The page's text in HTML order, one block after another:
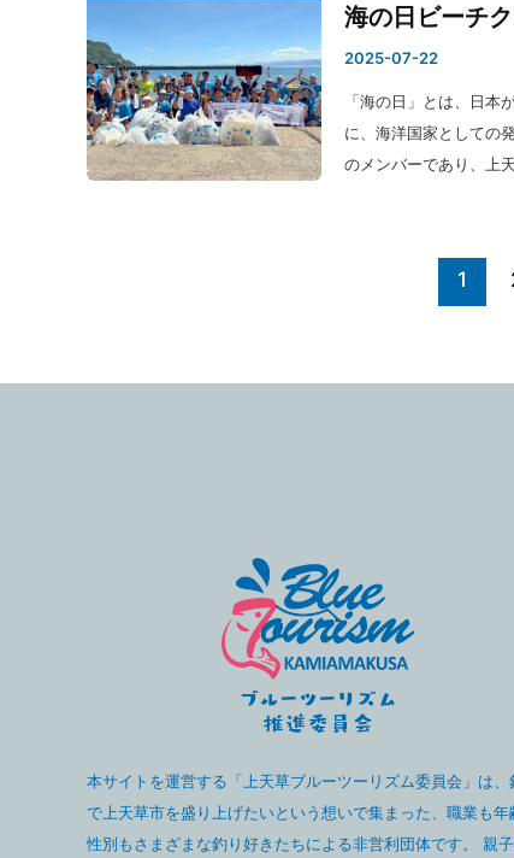
海の日ビーチ
2025-07-22
「海の日」とは、日本
に、海洋国家としての
のメンバーであり、上
1
本サイトを運営する「上天草ブルーツーリズム委員会」は、
で上天草市を盛り上げたいという想いで集まった、職業も年
性別もさまざまな釣り好きたちによる非営利団体です。 親子